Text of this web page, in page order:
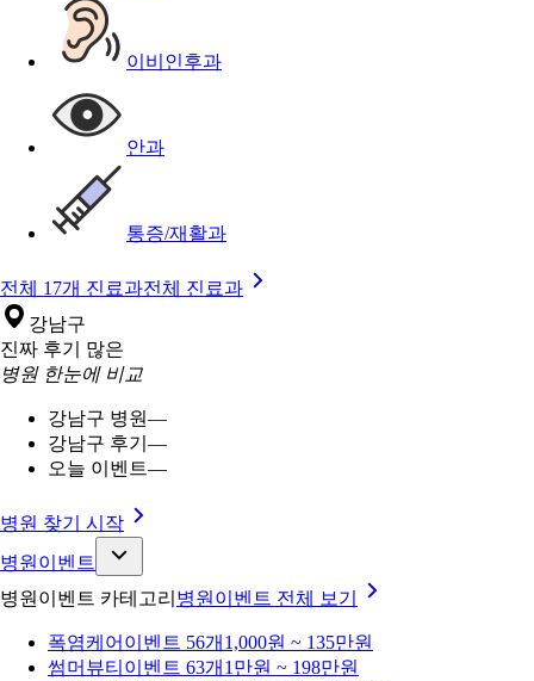
이비인후과
안과
통증/재활과
전체 17개 진료과전체 진료과
강남구
진짜 후기 많은
병원 한눈에 비교
강남구 병원—
강남구 후기 —
오늘 이벤트—
병원 찾기 시작
병원이벤트
병원이벤트 카테고리 병원이벤트 전체 보기
폭염케어 이벤트 56개 1,000원 ~ 135만원
썸머뷰티 이벤트 63개 1만원 ~ 198만원